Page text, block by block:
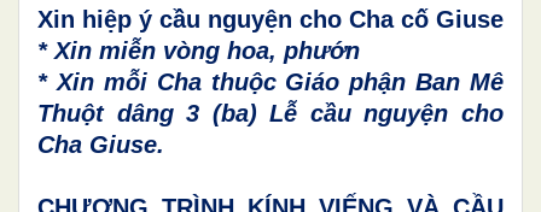
Xin hiệp ý cầu nguyện cho Cha cố Giuse
* Xin miễn vòng hoa, phướn
* Xin mỗi Cha thuộc Giáo phận Ban Mê
Thuột dâng 3 (ba) Lễ cầu nguyện cho
Cha Giuse.
CHƯƠNG TRÌNH KÍNH VIẾNG VÀ CẦU